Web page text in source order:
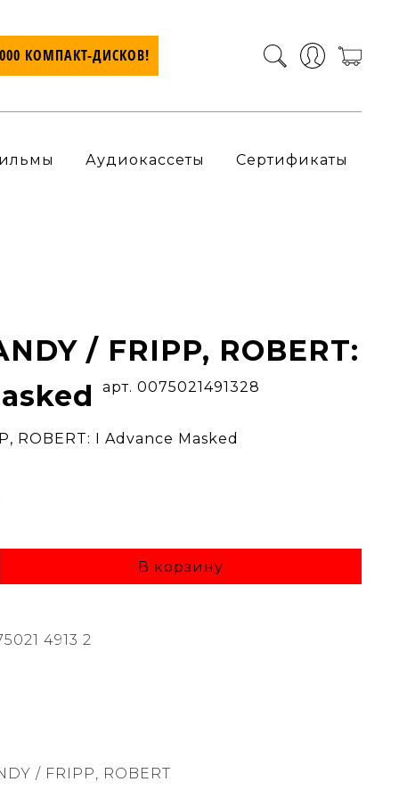
КОМПАКТ-ДИСКОВ!
Аудиокассеты Сертификаты
/ FRIPP, ROBERT:
арт. 0075021491328
ROBERT: I Advance Masked
В корзину
4913 2
/ FRIPP, ROBERT